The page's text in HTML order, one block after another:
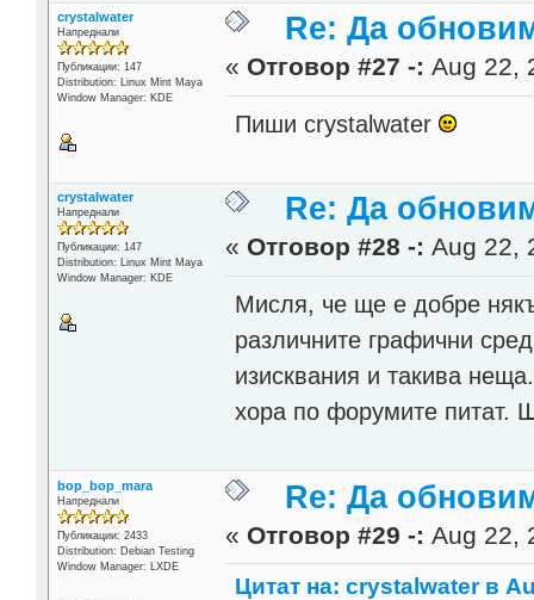
crystalwater
Напреднали
Публикации: 147
Distribution: Linux Mint Maya
Window Manager: KDE
Re: Да
« Отговор #27 -: Aug 22,
Пиши crystalwater
crystalwater
Напреднали
Публикации: 147
Distribution: Linux Mint Maya
Window Manager: KDE
Re: Да
« Отговор #28 -: Aug 22,
Мисля, че ще е добре
различните графични
изисквания и такива
хора по форумите питат.
bop_bop_mara
Напреднали
Публикации: 2433
Distribution: Debian Testing
Window Manager: LXDE
Re: Да
« Отговор #29 -: Aug 22,
Цитат на: crystalwater в